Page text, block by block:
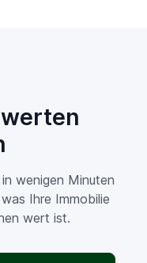
wenigen Minuten
Ihre Immobilie
wert ist.